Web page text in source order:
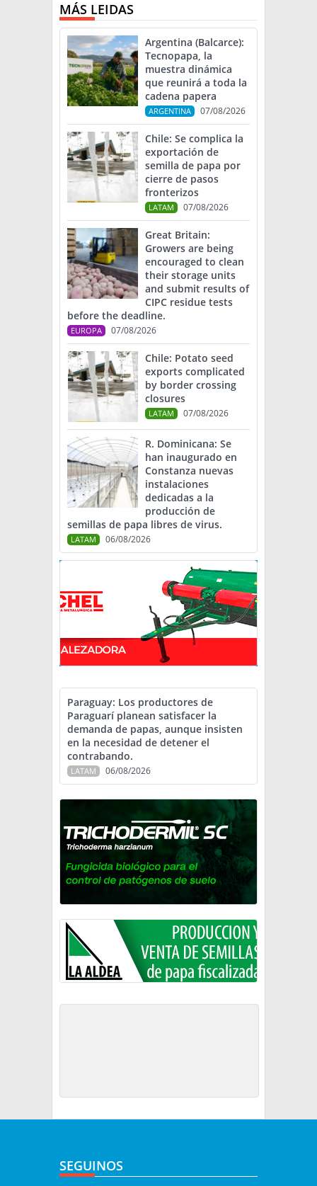
MÁS LEIDAS
Argentina (Balcarce):
Tecnopapa, la
muestra dinámica
que reunirá a toda la
cadena papera
ARGENTINA 07/08/2026
Chile: Se complica la
exportación de
semilla de papa por
cierre de pasos
fronterizos
LATAM 07/08/2026
Great Britain:
Growers are being
encouraged to clean
their storage units
and submit results of
CIPC residue tests
before the deadline.
EUROPA 07/08/2026
Chile: Potato seed
exports complicated
by border crossing
closures
LATAM 07/08/2026
R. Dominicana: Se
han inaugurado en
Constanza nuevas
instalaciones
dedicadas a la
producción de
semillas de papa libres de virus.
LATAM 06/08/2026
Paraguay: Los productores de
Paraguarí planean satisfacer la
demanda de papas, aunque insisten
en la necesidad de detener el
contrabando.
LATAM 06/08/2026
SEGUINOS